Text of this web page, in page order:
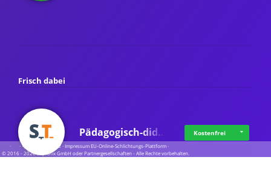
Frisch dabei
Pädagogisch-did… Kostenfrei
· · Datenschutz·Impressum EU-Online-Schlichtungs-Plattform·
© 2016 - 2026 SupraTix GmbH oder Partnergesellschaften - Alle Rechte vorbehalten.